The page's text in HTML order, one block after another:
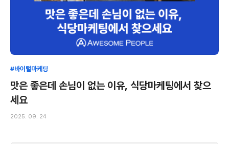
#바이럴마케팅
맛은 좋은데 손님이 없는 이유, 식당마케팅에서 찾으
세요
2025. 09. 24